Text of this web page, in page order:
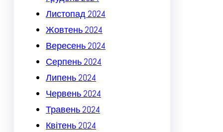
Листопад 2024
Жовтень 2024
Вересень 2024
Серпень 2024
Липень 2024
Червень 2024
Травень 2024
Квітень 2024